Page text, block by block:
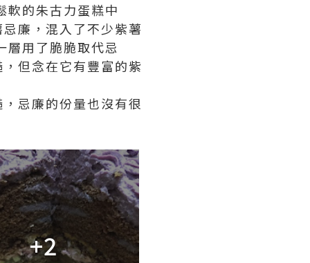
軟的朱古力蛋糕中
廉，混入了不少紫薯
層用了脆脆取代忌
但念在它有豐富的紫
忌廉的份量也沒有很
+2